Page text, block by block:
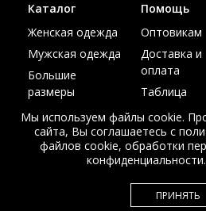
© Интернет магазин верхней
EDEM-ROOM
Каталог
Женская одежда
Мужская одежда
Большие
размеры
Акции
Помощь
Оптовикам
Доставка и
оплата
Таблица
Мы используем файлы cookie.
сайта, Вы соглашаетесь с
файлов cookie, обработки
конфиденциальности.
ПРИНЯТЬ